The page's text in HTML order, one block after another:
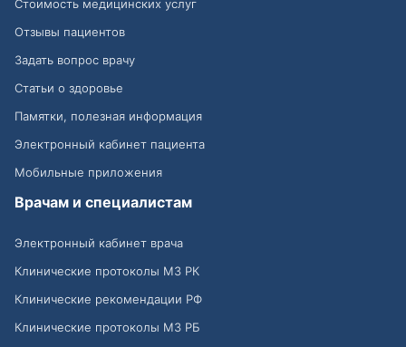
Стоимость медицинских услуг
Отзывы пациентов
Задать вопрос врачу
Статьи о здоровье
Памятки, полезная информация
Электронный кабинет пациента
Мобильные приложения
Врачам и специалистам
Электронный кабинет врача
Клинические протоколы МЗ РК
Клинические рекомендации РФ
Клинические протоколы МЗ РБ